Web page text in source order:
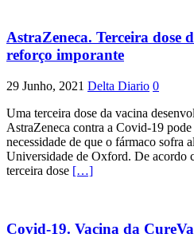
AstraZeneca. Terceira dose
reforço imporante
29 Junho, 2021 Delta Diario 0
Uma terceira dose da vacina
AstraZeneca contra a Covid-19
necessidade de que o fármaco sofra
Universidade de Oxford. De acordo
terceira dose […]
Covid-19. Vacina da